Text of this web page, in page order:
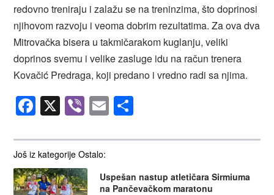
Još iz kategorije Ostalo:
Uspešan nastup atletičara Sirmiuma
na Pančevačkom maratonu
redovno treniraju i zalažu se na treninzima, što doprinosi
njihovom razvoju i veoma dobrim rezultatima. Za ova dva
Mitrovačka bisera u takmičarakom kuglanju, veliki
doprinos svemu i velike zasluge idu na račun trenera
Kovačić Predraga, koji predano i vredno radi sa njima.
Facebook
X Viber
Email